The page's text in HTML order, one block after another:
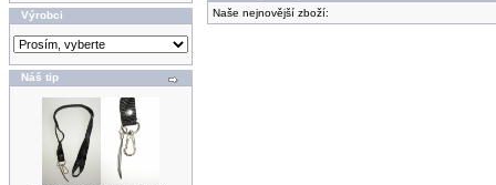
Výrobci
Náš tip
Naše nejnovější zboží: